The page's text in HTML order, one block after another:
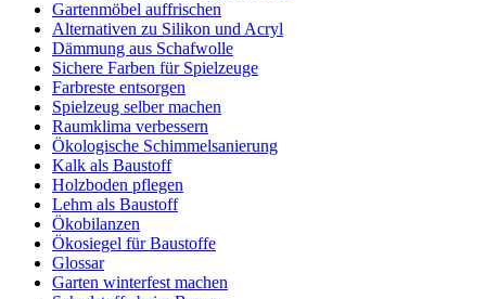
Gartenmöbel auffrischen
Alternativen zu Silikon und Acryl
Dämmung aus Schafwolle
Sichere Farben für Spielzeuge
Farbreste entsorgen
Spielzeug selber machen
Raumklima verbessern
Ökologische Schimmelsanierung
Kalk als Baustoff
Holzboden pflegen
Lehm als Baustoff
Ökobilanzen
Ökosiegel für Baustoffe
Glossar
Garten winterfest machen